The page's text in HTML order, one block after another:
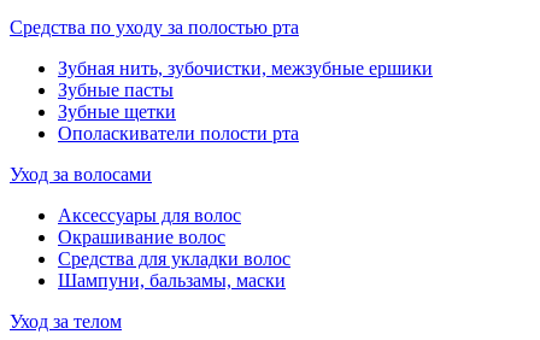
Средства по уходу за полостью рта
Зубная нить, зубочистки, межзубные ершики
Зубные пасты
Зубные щетки
Ополаскиватели полости рта
Уход за волосами
Аксессуары для волос
Окрашивание волос
Средства для укладки волос
Шампуни, бальзамы, маски
Уход за телом